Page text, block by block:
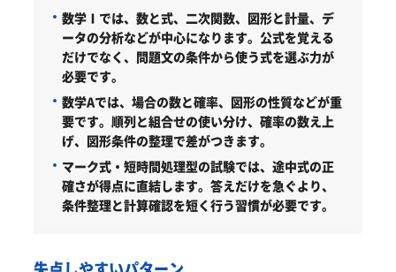
数学Ⅰでは、数と式、二次関数、図形と計量、デ
ータの分析などが中心になります。公式を覚える
だけでなく、問題文の条件から使う式を選ぶ力が
必要です。
数学Aでは、場合の数と確率、図形の性質などが重
要です。順列と組合せの使い分け、確率の数え上
げ、図形条件の整理で差がつきます。
マーク式・短時間処理型の試験では、途中式の正
確さが得点に直結します。答えだけを急ぐより、
条件整理と計算確認を短く行う習慣が必要です。